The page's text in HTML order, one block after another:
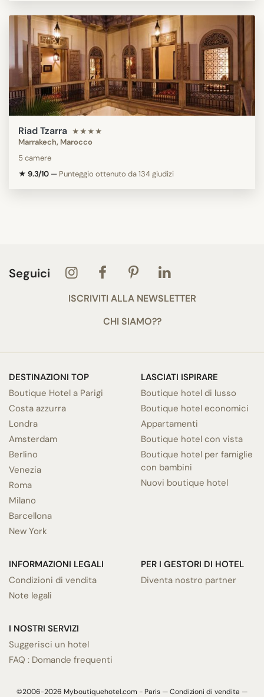
Riad Tzarra ★★★★
Marrakech, Marocco
5 camere
★ 9.3/10 — Punteggio ottenuto da 134 giudizi
Seguici
ISCRIVITI ALLA NEWSLETTER
CHI SIAMO??
DESTINAZIONI TOP
Boutique Hotel a Parigi
Costa azzurra
Londra
Amsterdam
Berlino
Venezia
Roma
Milano
Barcellona
New York
LASCIATI ISPIRARE
Boutique hotel di lusso
Boutique hotel economici
Appartamenti
Boutique hotel con vista
Boutique hotel per famiglie
con bambini
Nuovi boutique hotel
INFORMAZIONI LEGALI
Condizioni di vendita
Note legali
I NOSTRI SERVIZI
Suggerisci un hotel
FAQ : Domande frequenti
PER I GESTORI DI HOTEL
Diventa nostro partner
©2006-2026 Myboutiquehotel.com - Paris —Condizioni di vendita —